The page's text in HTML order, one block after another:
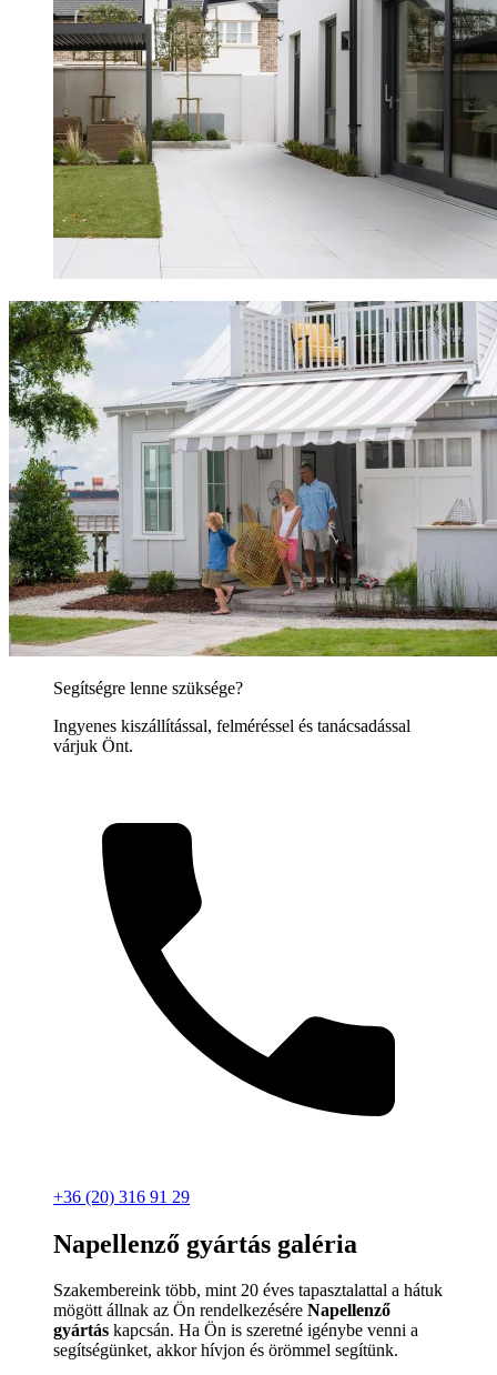
Segítségre lenne szüksége?
Ingyenes kiszállítással, felméréssel és tanácsadással
várjuk Önt.
+36 (20) 316 91 29
Napellenző gyártás galéria
Szakembereink több, mint 20 éves tapasztalattal a hátuk
mögött állnak az Ön rendelkezésére Napellenző
gyártás kapcsán. Ha Ön is szeretné igénybe venni a
segítségünket, akkor hívjon és örömmel segítünk.